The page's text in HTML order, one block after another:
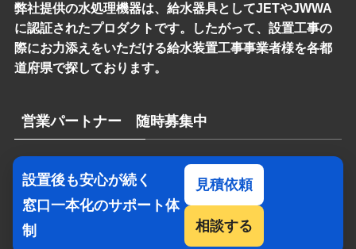
設置後も安心が続く
窓口一本化のサポート体
制
見積依頼
相談する
弊社提供の水処理機器は、給水器具としてJETやJWWA
に認証されたプロダクトです。したがって、設置工事の
際にお力添えをいただける給水装置工事事業者様を各都
道府県で探しております。
営業パートナー 随時募集中
弊社のプロダクトやサービスにご関心をお持ちいただけ
る営業パートナーを随時募集しております。
Allegiance LLC All Rights Reserved